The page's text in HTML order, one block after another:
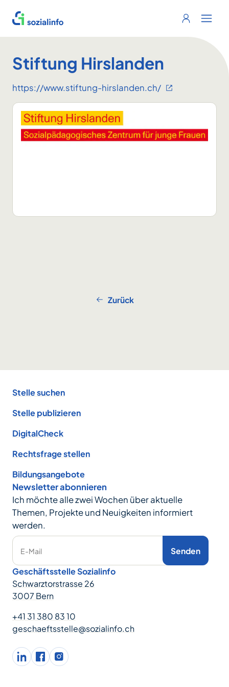
Sozialinfo
Login
Stiftung Hirslanden
https://www.stiftung-hirslanden.ch/
Zurück
Stelle suchen
Stelle publizieren
DigitalCheck
Rechtsfrage stellen
Bildungsangebote
Newsletter abonnieren
Ich möchte alle zwei Wochen über aktuelle
Themen, Projekte und Neuigkeiten informiert
werden.
E-Mail Senden
Geschäftsstelle Sozialinfo
Schwarztorstrasse 26
3007 Bern
+41 31 380 83 10
geschaeftsstelle@sozialinfo.ch
LinkedInfacebookInstagram